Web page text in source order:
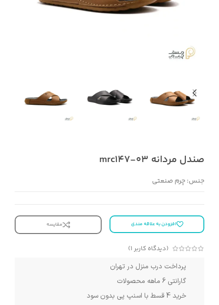
صندل مردانه mrc147-03
جنس: چرم صنعتی
افزودن به علاقه مندی مقایسه
(دیدگاه کاربر 1
)
پرداخت درب منزل در تهران
گارانتی 6 ماهه محصولات
خرید 4 قسط با اسنپ پی بدون سود